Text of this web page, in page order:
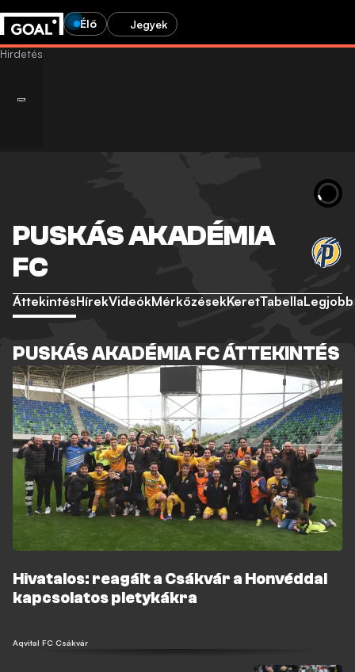
Élő Jegyek
PUSKÁS AKADÉMIA
FC
ÁttekintésHírekVideókMérkőzésekKeretTabella
PUSKÁS AKADÉMIA FC ÁTTEKINTÉS
Hivatalos: reagált a Csákvár a Honvéddal
kapcsolatos pletykákra
Aqvital FC Csákvár